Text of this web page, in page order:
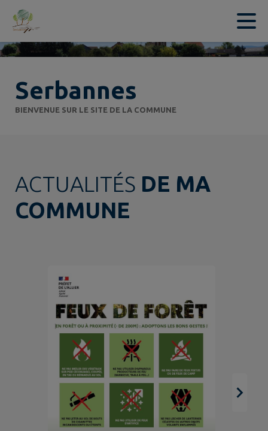
Contenu
Serbannes
BIENVENUE SUR LE SITE DE LA COMMUNE
ACTUALITÉS DE MA
COMMUNE